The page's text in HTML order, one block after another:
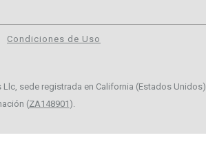
Condiciones de Uso
sede registrada en California (Estados Unidos).
(ZA148901 ).